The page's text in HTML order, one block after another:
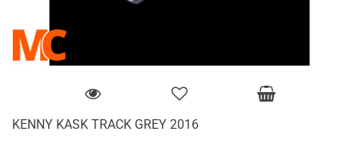
KENNY KASK TRACK GREY 2016